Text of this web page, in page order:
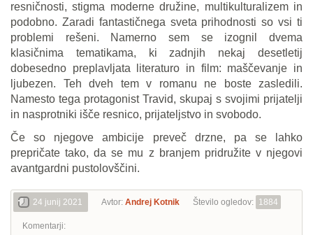
resničnosti, stigma moderne družine, multikulturalizem in
podobno. Zaradi fantastičnega sveta prihodnosti so vsi ti
problemi rešeni. Namerno sem se izognil dvema
klasičnima tematikama, ki zadnjih nekaj desetletij
dobesedno preplavljata literaturo in film: maščevanje in
ljubezen. Teh dveh tem v romanu ne boste zasledili.
Namesto tega protagonist Travid, skupaj s svojimi prijatelji
in nasprotniki išče resnico, prijateljstvo in svobodo.
Če so njegove ambicije preveč drzne, pa se lahko
prepričate tako, da se mu z branjem pridružite v njegovi
avantgardni pustolovščini.
24 junij 2021 Avtor: Andrej Kotnik Število ogledov: 1884
Komentarji: